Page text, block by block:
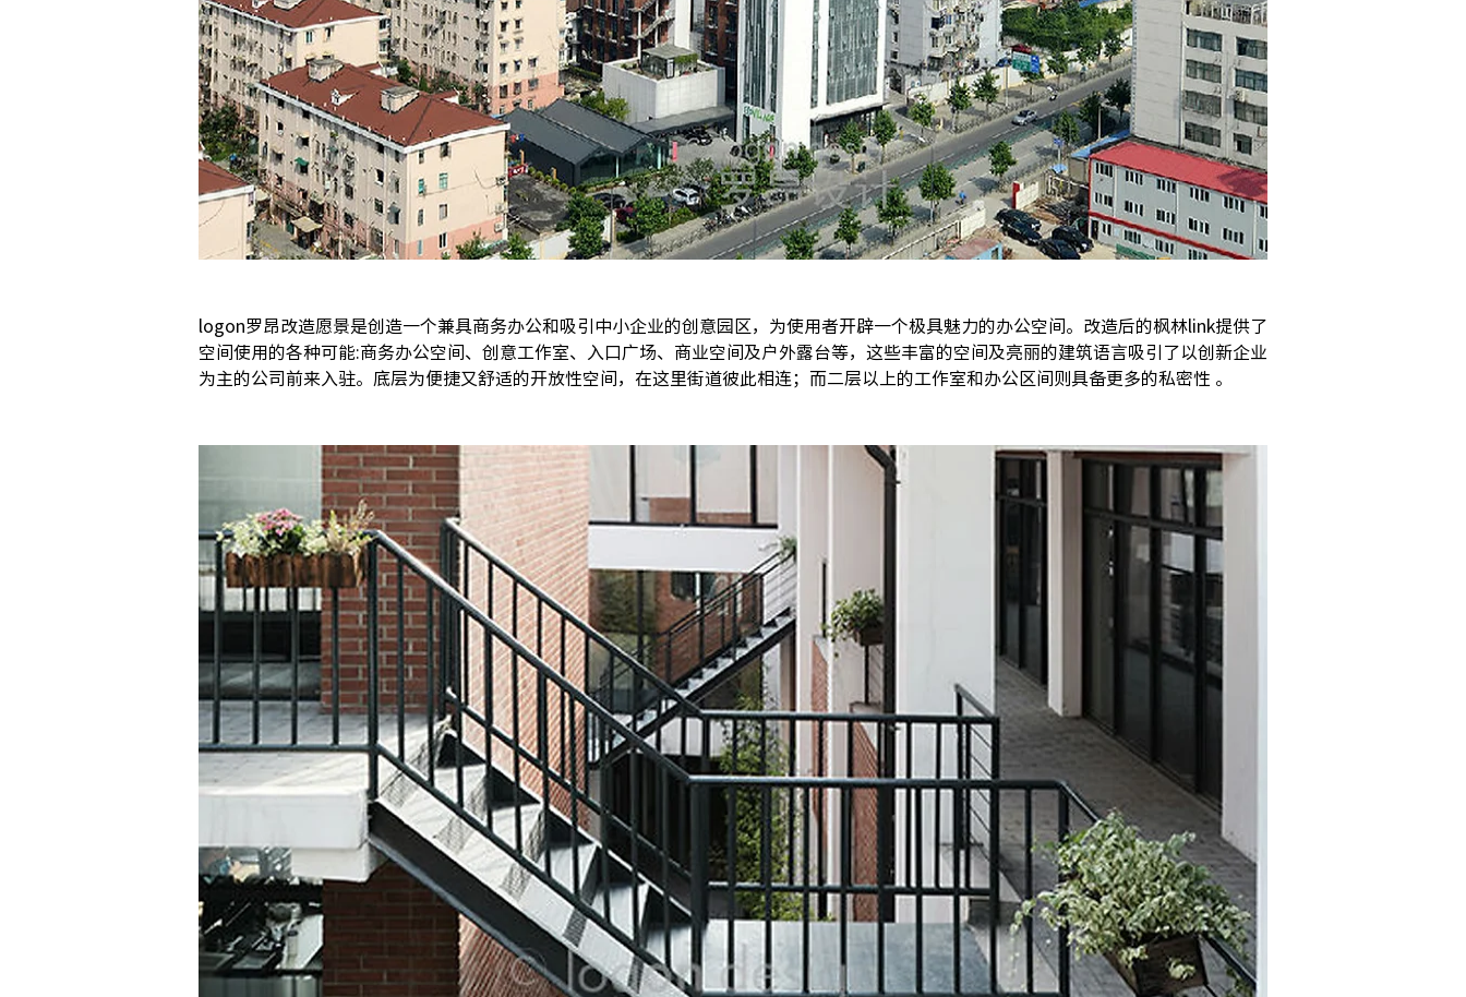
logon罗昂改造愿景是创造一个兼具商务办公和吸引中小企业的创意园区，为使用者开辟一个极具魅力的办公空间。改造后的枫林link提供了
空间使用的各种可能:商务办公空间、创意工作室、入口广场、商业空间及户外露台等，这些丰富的空间及亮丽的建筑语言吸引了以创新企业
为主的公司前来入驻。底层为便捷又舒适的开放性空间，在这里街道彼此相连；而二层以上的工作室和办公区间则具备更多的私密性 。